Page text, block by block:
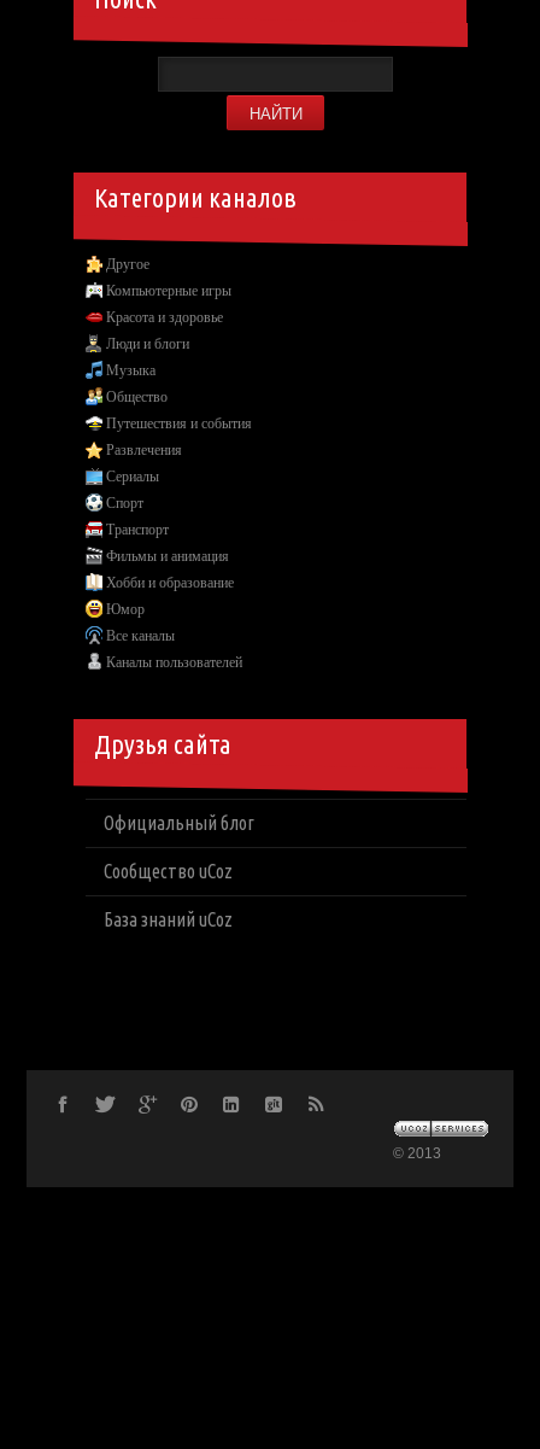
Категории каналов
Другое
Компьютерные игры
Красота и здоровье
Люди и блоги
Музыка
Общество
Путешествия и события
Развлечения
Сериалы
Спорт
Транспорт
Фильмы и анимация
Хобби и образование
Юмор
Все каналы
Каналы пользователей
Друзья сайта
Официальный блог
Сообщество uCoz
База знаний uCoz
© 2013